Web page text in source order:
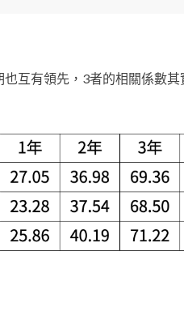
互有領先，3者的相關係數其